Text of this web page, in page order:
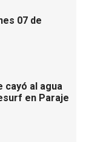
07 de
cayó al agua
en Paraje